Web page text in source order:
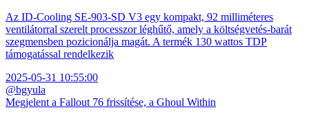
Az ID-Cooling SE-903-SD V3 egy kompakt, 92 milliméteres
ventilátorral szerelt processzor léghűtő, amely a költségvetés-barát
szegmensben pozicionálja magát. A termék 130 wattos TDP
támogatással rendelkezik
2025-05-31 10:55:00
@bgyula
Megjelent a Fallout 76 frissítése, a Ghoul Within